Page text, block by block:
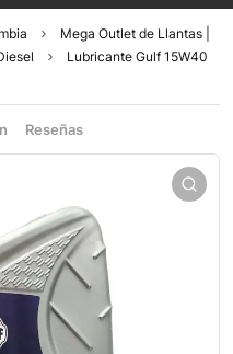
Mega Outlet de Llantas |
Lubricante Gulf 15W40
Reseñas